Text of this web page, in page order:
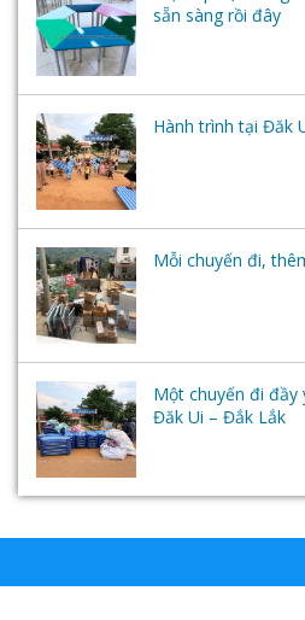
sẵn sàng rồi đây
Hành trình tại Đăk
Mỗi chuyến đi,
Một chuyến đi
Đăk Ui – Đắk Lắk